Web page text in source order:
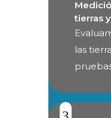
tierras
las